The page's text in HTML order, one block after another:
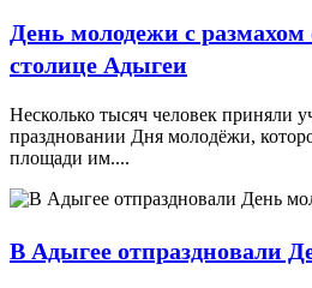
День молодежи с размахом
столице Адыгеи
Несколько тысяч человек приняли
праздновании Дня молодёжи,
площади им....
В Адыгее отпраздновали